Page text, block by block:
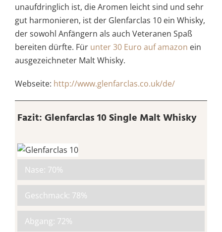
unaufdringlich ist, die Aromen leicht sind und sehr
gut harmonieren, ist der Glenfarclas 10 ein Whisky,
der sowohl Anfängern als auch Veteranen Spaß
bereiten dürfte. Für unter 30 Euro auf amazon ein
ausgezeichneter Malt Whisky.
Webseite: http://www.glenfarclas.co.uk/de/
Fazit: Glenfarclas 10 Single Malt Whisky
Nase: 70%
Geschmack: 78%
Abgang: 72%